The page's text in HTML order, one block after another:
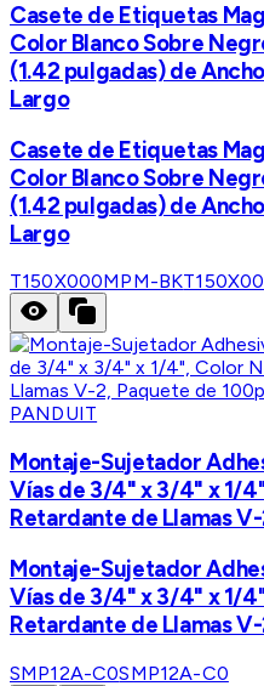
Casete de Etiquetas
Color Blanco Sobre
(1.42 pulgadas) de
Largo
Casete de Etiquetas
Color Blanco Sobre
(1.42 pulgadas) de
Largo
T150X000MPM-BK
PANDUIT
Montaje-Sujetador
Vías de 3/4" x 3/4" x 1/
Retardante de Llamas
Montaje-Sujetador
Vías de 3/4" x 3/4" x 1/
Retardante de Llamas
SMP12A-C0SMP12A-C0